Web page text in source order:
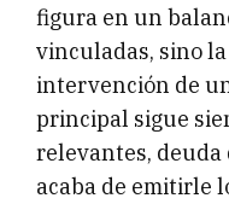
figura en un
vinculadas, sino
intervención de
principal sigue
relevantes, deuda
acaba de emitirle